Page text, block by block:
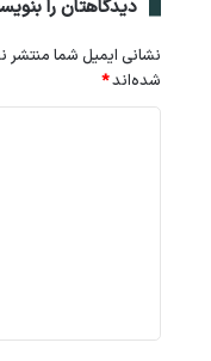
دیدگاهتان را
نشانی ایمیل شما منتشر
شده‌اند*
*